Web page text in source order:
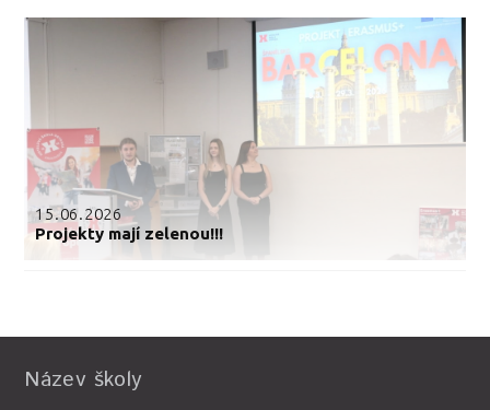
15.06.2026
Projekty mají zelenou!!!
Název školy